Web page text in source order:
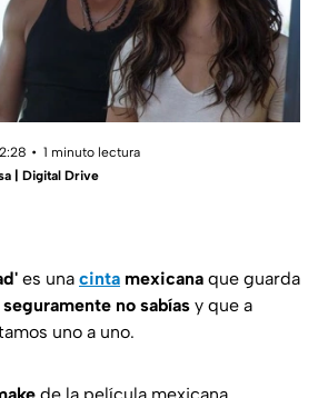
1 minuto lectura
| Digital Drive
es una cinta mexicana que guarda
no sabías y que a
uno a uno.
de la película mexicana